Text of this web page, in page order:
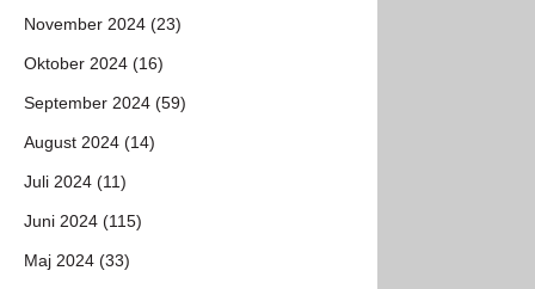
November 2024 (23)
Oktober 2024 (16)
September 2024 (59)
August 2024 (14)
Juli 2024 (11)
Juni 2024 (115)
Maj 2024 (33)